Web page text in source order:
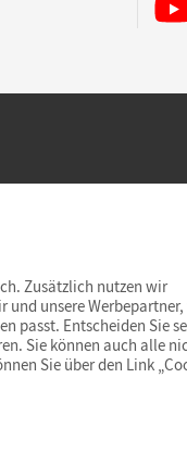
Zusätzlich nutzen wir
unsere Werbepartner,
passt. Entscheiden Sie
Sie können auch alle
Sie über den Link